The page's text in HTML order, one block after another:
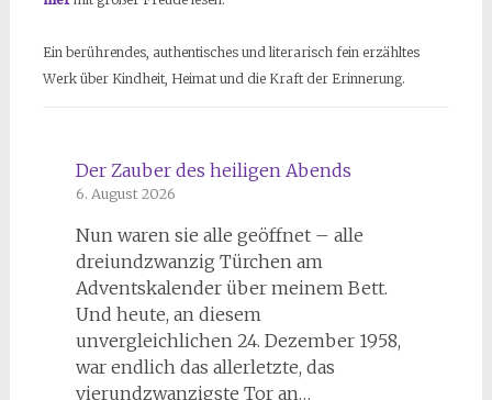
Ein berührendes, authentisches und literarisch fein erzähltes
Werk über Kindheit, Heimat und die Kraft der Erinnerung.
Der Zauber des heiligen Abends
6. August 2026
Nun waren sie alle geöffnet – alle
dreiundzwanzig Türchen am
Adventskalender über meinem Bett.
Und heute, an diesem
unvergleichlichen 24. Dezember 1958,
war endlich das allerletzte, das
vierundzwanzigste Tor an…